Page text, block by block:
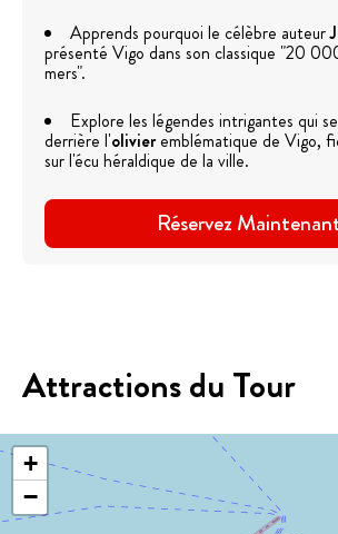
Apprends pourquoi le célèbre auteur
présenté Vigo dans son classique "20
mers".
Explore les légendes intrigantes qui
derrière l'olivieremblématique de Vigo,
sur l'écu héraldique de la ville.
Réservez
Attractions du Tour
+
−